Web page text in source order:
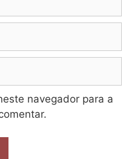
navegador para a